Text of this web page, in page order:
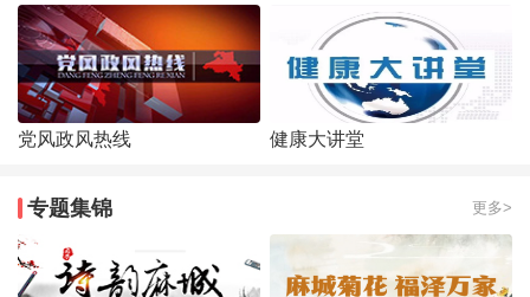
党风政风热线 健康大讲堂
专题集锦 更多>